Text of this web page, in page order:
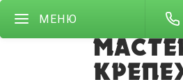
МЕНЮ